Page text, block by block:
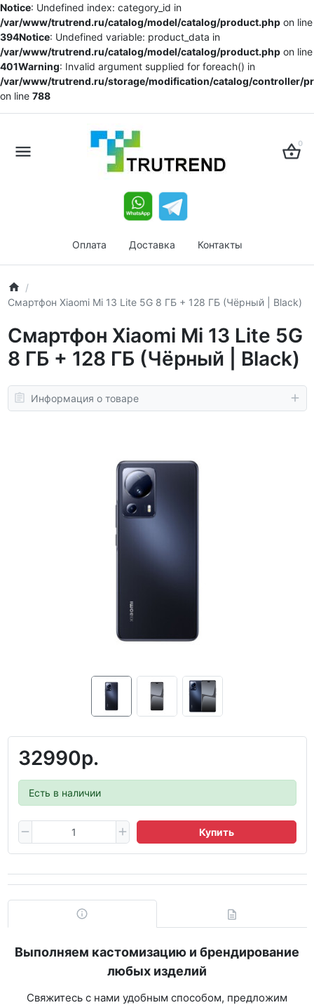
Notice: Undefined index: category_id in
/var/www/trutrend.ru/catalog/model/catalog/product.php on line
394Notice: Undefined variable: product_data in
/var/www/trutrend.ru/catalog/model/catalog/product.php on line
401Warning: Invalid argument supplied for foreach() in
/var/www/trutrend.ru/storage/modification/catalog/controller/
on line 788
0
Оплата Доставка Контакты
Смартфон Xiaomi Mi 13 Lite 5G 8 ГБ + 128 ГБ (Чёрный | Black)
Смартфон Xiaomi Mi 13 Lite 5G
8 ГБ + 128 ГБ (Чёрный | Black)
Информация о товаре
32990р.
Есть в наличии
Купить
Выполняем кастомизацию и брендирование
любых изделий
Свяжитесь с нами удобным способом, предложим